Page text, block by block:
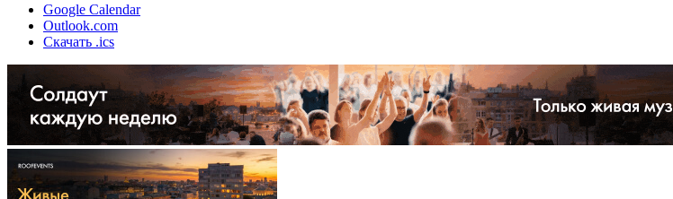
Google Calendar
Outlook.com
Скачать .ics